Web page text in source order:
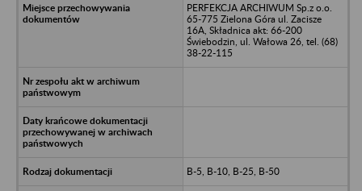
PERFEKCJA ARCHIWUM Sp.z o.o.
65-775 Zielona Góra ul. Zacisze
16A, Składnica akt: 66-200
Świebodzin, ul. Wałowa 26, tel. (68)
38-22-115
B-5, B-10, B-25, B-50